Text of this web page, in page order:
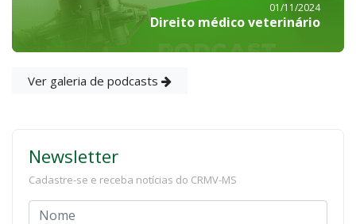
01/11/2024
Direito médico veterinário
Ver galeria de podcasts
Newsletter
Cadastre-se e receba notícias do CRMV-MS